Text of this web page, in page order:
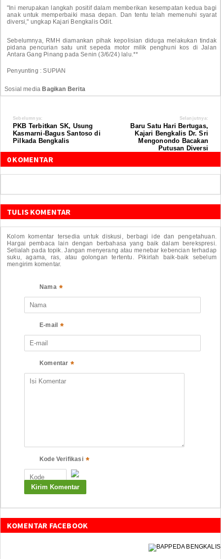
"Ini merupakan langkah positif dalam memberikan kesempatan kedua bagi
anak untuk memperbaiki masa depan. Dan tentu telah memenuhi syarat
diversi," ungkap Kajari Bengkalis Odit.
Sebelumnya, RMH diamankan pihak kepolisian diduga melakukan tindak
pidana pencurian satu unit sepeda motor milik penghuni kos di Jalan
Antara Gang Pinang pada Senin (3/6/24) lalu.**
Penyunting : SUPIAN
Sosial media Bagikan Berita
Sebelumnya:
PKB Terbitkan SK, Usung
Kasmarni-Bagus Santoso di
Pilkada Bengkalis
Selanjutnya:
Baru Satu Hari Bertugas,
Kajari Bengkalis Dr. Sri
Mengonondo Bacakan
Putusan Diversi
0 KOMENTAR
TULIS KOMENTAR
Kolom komentar tersedia untuk diskusi, berbagi ide dan pengetahuan.
Hargai pembaca lain dengan berbahasa yang baik dalam berekspresi.
Setialah pada topik. Jangan menyerang atau menebar kebencian terhadap
suku, agama, ras, atau golongan tertentu. Pikirlah baik-baik sebelum
mengirim komentar.
Nama *
E-mail *
Komentar *
Kode Verifikasi *
KOMENTAR FACEBOOK